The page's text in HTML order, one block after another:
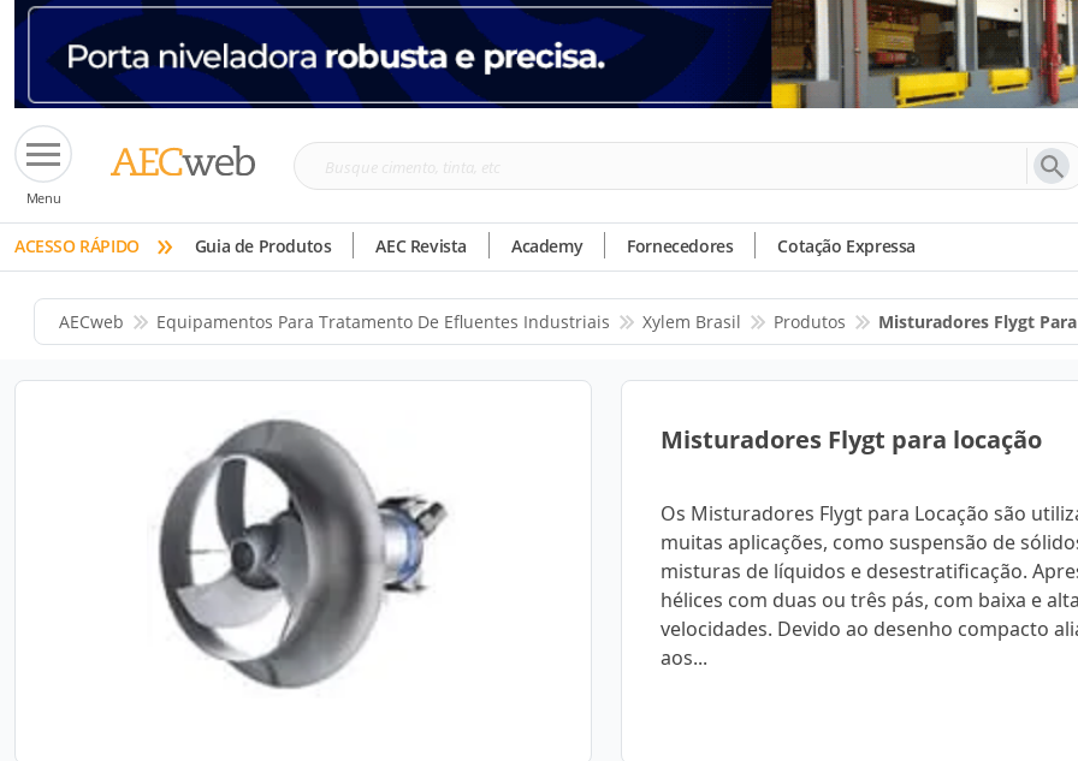
Menu
Busque
tinta,
etc
ACESSO RÁPIDO » Guia de Produtos AEC Revista Academy Fornecedores Cotação Expressa
AECweb Equipamentos Para Tratamento De Efluentes Industriais Xylem Brasil Produtos Misturadores Flygt
Misturadores Flygt para locação
Os Misturadores Flygt para Locação são
muitas aplicações, como suspensão de
misturas de líquidos e desestratificação.
hélices com duas ou três pás, com baixa e
velocidades. Devido ao desenho compacto
aos...